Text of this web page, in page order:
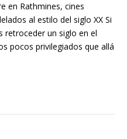
en Rathmines, cines
al estilo del siglo XX Si
retroceder un siglo en el
pocos privilegiados que allá